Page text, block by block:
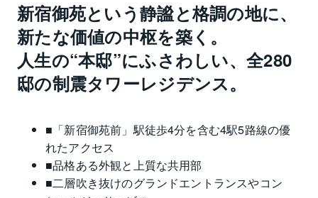
新宿御苑という静謐と格調の地に、
新たな価値の中枢を築く。
人生の“本邸”にふさわしい、全280
邸の制震タワーレジデンス。
■「新宿御苑前」駅徒歩4分を含む4駅5路線の優
れたアクセス
■品格ある外観と上質な共用部
■二層吹き抜けのグランドエントランスやコン